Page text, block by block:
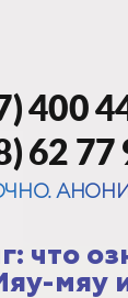
400
62 77
что
мяу